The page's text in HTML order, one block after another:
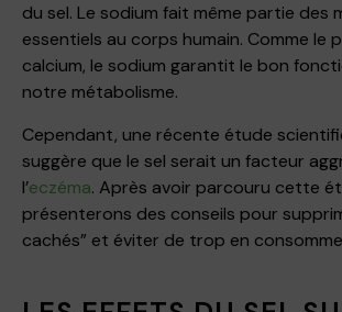
du sel. Le sodium fait même partie des
essentiels au corps humain. Comme le
calcium, le sodium garantit le bon
notre métabolisme.
Cependant, une récente étude
suggère que le sel serait un facteur
l’eczéma. Après avoir parcouru cette
présenterons des conseils pour
cachés” et éviter de trop en